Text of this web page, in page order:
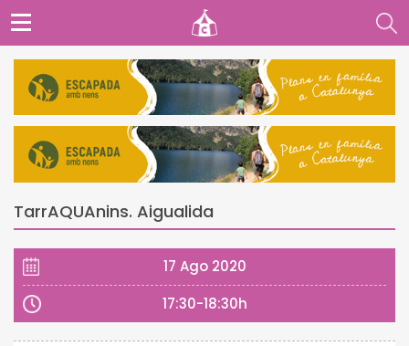
TarrAQUAnins. Aigualida
17 Ago 2020
17:30-18:30h